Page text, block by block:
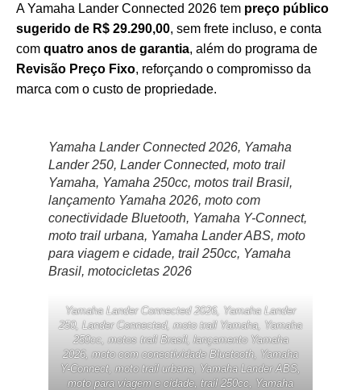
A Yamaha Lander Connected 2026 tem preço público
sugerido de R$ 29.290,00, sem frete incluso, e conta
com quatro anos de garantia, além do programa de
Revisão Preço Fixo, reforçando o compromisso da
marca com o custo de propriedade.
Yamaha Lander Connected 2026, Yamaha
Lander 250, Lander Connected, moto trail
Yamaha, Yamaha 250cc, motos trail Brasil,
lançamento Yamaha 2026, moto com
conectividade Bluetooth, Yamaha Y-Connect,
moto trail urbana, Yamaha Lander ABS, moto
para viagem e cidade, trail 250cc, Yamaha
Brasil, motocicletas 2026
Yamaha Lander Connected 2026, Yamaha Lander
250, Lander Connected, moto trail Yamaha, Yamaha
250cc, motos trail Brasil, lançamento Yamaha
2026, moto com conectividade Bluetooth, Yamaha
Y-Connect, moto trail urbana, Yamaha Lander ABS,
moto para viagem e cidade, trail 250cc, Yamaha